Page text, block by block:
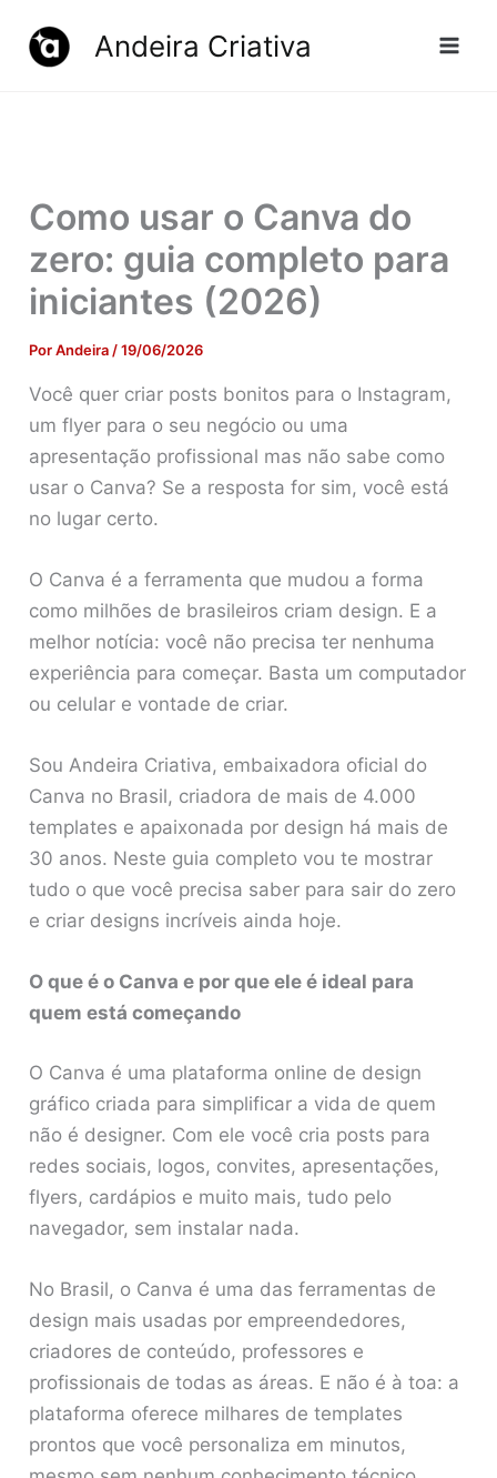
para
Andeira Criativa
Como usar o Canva do
zero: guia completo para
iniciantes (2026)
PorAndeira /19/06/2026
Você quer criar posts bonitos para o Instagram,
um flyer para o seu negócio ou uma
apresentação profissional mas não sabe como
usar o Canva? Se a resposta for sim, você está
no lugar certo.
O Canva é a ferramenta que mudou a forma
como milhões de brasileiros criam design. E a
melhor notícia: você não precisa ter nenhuma
experiência para começar. Basta um computador
ou celular e vontade de criar.
Sou Andeira Criativa, embaixadora oficial do
Canva no Brasil, criadora de mais de 4.000
templates e apaixonada por design há mais de
30 anos. Neste guia completo vou te mostrar
tudo o que você precisa saber para sair do zero
e criar designs incríveis ainda hoje.
O que é o Canva e por que ele é ideal para
quem está começando
O Canva é uma plataforma online de design
gráfico criada para simplificar a vida de quem
não é designer. Com ele você cria posts para
redes sociais, logos, convites, apresentações,
flyers, cardápios e muito mais, tudo pelo
navegador, sem instalar nada.
No Brasil, o Canva é uma das ferramentas de
design mais usadas por empreendedores,
criadores de conteúdo, professores e
profissionais de todas as áreas. E não é à toa: a
plataforma oferece milhares de templates
prontos que você personaliza em minutos,